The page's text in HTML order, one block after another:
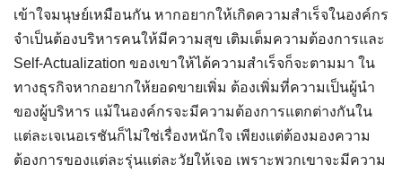
เข้าใจมนุษย์เหมือนกัน หากอยากให้เกิดความสำเร็จในองค์กร
จำเป็นต้องบริหารคนให้มีความสุข เติมเต็มความต้องการและ
Self-Actualization ของเขาให้ได้ความสำเร็จก็จะตามมา ใน
ทางธุรกิจหากอยากให้ยอดขายเพิ่ม ต้องเพิ่มที่ความเป็นผู้นำ
ของผู้บริหาร แม้ในองค์กรจะมีความต้องการแตกต่างกันใน
แต่ละเจเนอเรชันก็ไม่ใช่เรื่องหนักใจ เพียงแต่ต้องมองความ
ต้องการของแต่ละรุ่นแต่ละวัยให้เจอ เพราะพวกเขาจะมีความ